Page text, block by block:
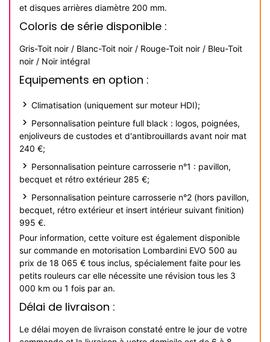
et disques arrières diamètre 200 mm.
Coloris de série disponible :
Gris-Toit noir / Blanc-Toit noir / Rouge-Toit noir / Bleu-Toit
noir / Noir intégral
Equipements en option :
Climatisation (uniquement sur moteur HDI);
Personnalisation peinture full black : logos, poignées,
enjoliveurs de custodes et d'antibrouillards avant noir mat
240 €;
Personnalisation peinture carrosserie n°1 : pavillon,
becquet et rétro extérieur 285 €;
Personnalisation peinture carrosserie n°2 (hors pavillon,
becquet, rétro extérieur et insert intérieur suivant finition)
995 €.
Pour information, cette voiture est également disponible
sur commande en motorisation Lombardini EVO 500 au
prix de 18 065 € tous inclus, spécialement faite pour les
petits rouleurs car elle nécessite une révision tous les 3
000 km ou 1 fois par an.
Délai de livraison :
Le délai moyen de livraison constaté entre le jour de votre